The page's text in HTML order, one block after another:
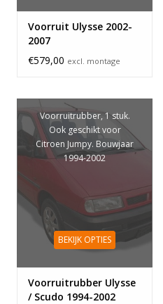
Voorruit Ulysse 2002-
2007
€579,00 excl. montage
Voorruitrubber, 1 stuk.
Ook geschikt voor
Citroen Jumpy. Bouwjaar
1994-2002
BEKIJK OPTIES
Voorruitrubber Ulysse
/ Scudo 1994-2002